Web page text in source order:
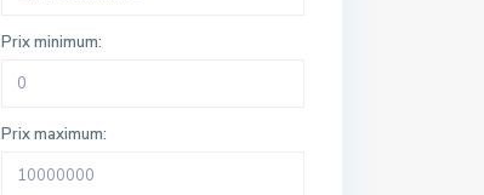
Prix minimum:
Prix maximum: